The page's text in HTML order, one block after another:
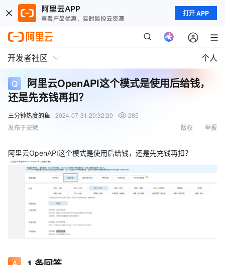
打开 APP
开发者社区 个人
阿里云OpenAPI这个模式是使用后给钱，
还是先充钱再扣？
三分钟热度的鱼 2024-07-31 20:32:20
285
发布于安徽
举报
版权
阿里云OpenAPI这个模式是使用后给钱，还是先充钱再扣？